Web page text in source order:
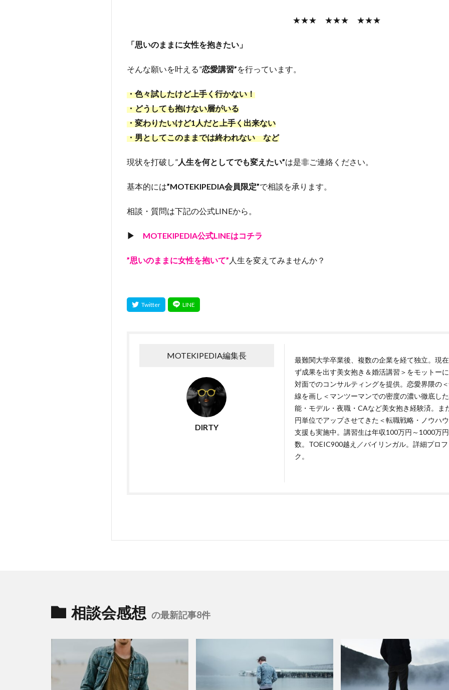
★★★ ★★★ ★★★
「思いのままに女性を抱きたい」
そんな願いを叶える”恋愛講習”を行っています。
・色々試したけど上手く行かない！
・どうしても抱けない層がいる
・変わりたいけど1人だと上手く出来ない
・男としてこのままでは終われない など
現状を打破し”人生を何としてでも変えたい”は是非ご連絡ください。
基本的には”MOTEKIPEDIA会員限定”で相談を承ります。
相談・質問は下記の公式LINEから。
▶ MOTEKIPEDIA公式LINEはコチラ
”思いのままに女性を抱いて” 人生を変えてみませんか？
MOTEKIPEDIA編集長
DIRTY
最難関大学卒業後、複数の企業を経て独立。現
ず成果を出す美女抱き＆婚活講習＞をモットー
対面でのコンサルティングを提供。恋愛界隈の
線を画し＜マンツーマンでの密度の濃い徹底し
能・モデル・夜職・CAなど美女抱き経験済。ま
円単位でアップさせてきた＜転職戦略・ノウハ
支援も実施中。講習生は年収100万円～1000万
数。TOEIC900越え／バイリンガル。詳細プロ
ク 。
相談会感想 の最新記事8件